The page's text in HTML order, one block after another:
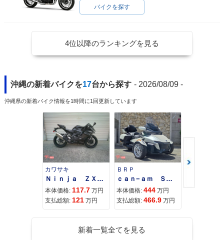
バイクを探す
4位以降のランキングを見る
沖縄の新着バイクを17台から探す - 2026/08/09 -
沖縄県の新着バイク情報を1時間に1回更新しています
カワサキ
Ｎｉｎｊａ ＺＸ−４Ｒ ＳＥ
本体価格: 117.7 万円
支払総額: 121 万円
ＢＲＰ
ｃａｎ−ａｍ ＳＰＹＤＥＲ ＲＴ ＬＩＭＩＴＥＤ
本体価格: 444 万円
支払総額: 466.9 万円
新着一覧全てを見る